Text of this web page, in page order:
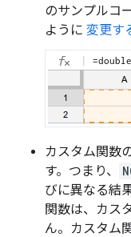
のサンプルコ
ように 変更す
カスタム関数
す。つまり、
びに異なる結
関数は、カス
ん。カスタム